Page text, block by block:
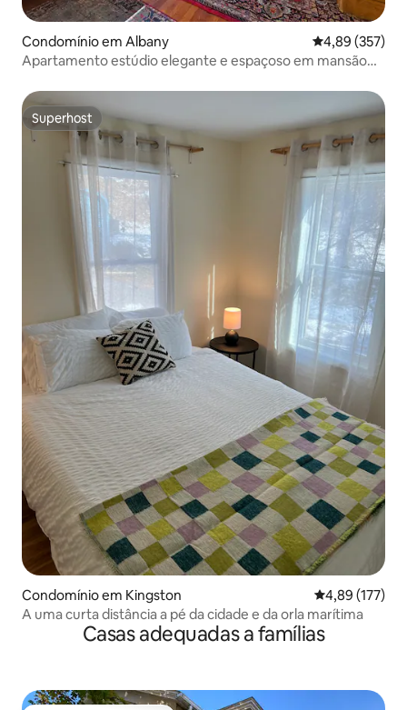
Condomínio em Albany Classificação
4,89 (357)
Apartamento estúdio elegante e espaçoso em mansão
Superhost
Superhost
Condomínio em Kingston Classificação
4,89 (177)
A uma curta distância a pé da cidade e da orla marítima
Casas adequadas a famílias